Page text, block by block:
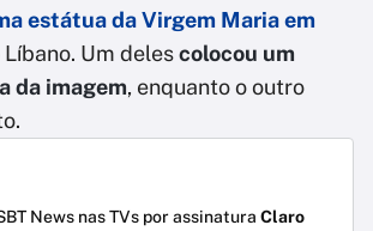
estátua da Virgem Maria em
Líbano. Um delescolocou um
da imagem, enquanto o outro
News nas TVs por assinatura Claro